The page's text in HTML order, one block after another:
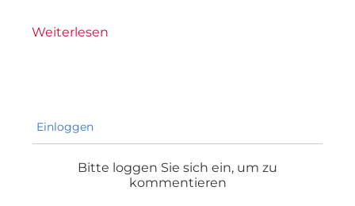
Weiterlesen
Einloggen
Bitte loggen Sie sich ein, um zu
kommentieren